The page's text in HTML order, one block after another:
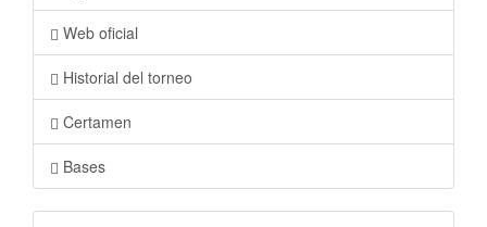
Web oficial
Historial del torneo
Certamen
Bases